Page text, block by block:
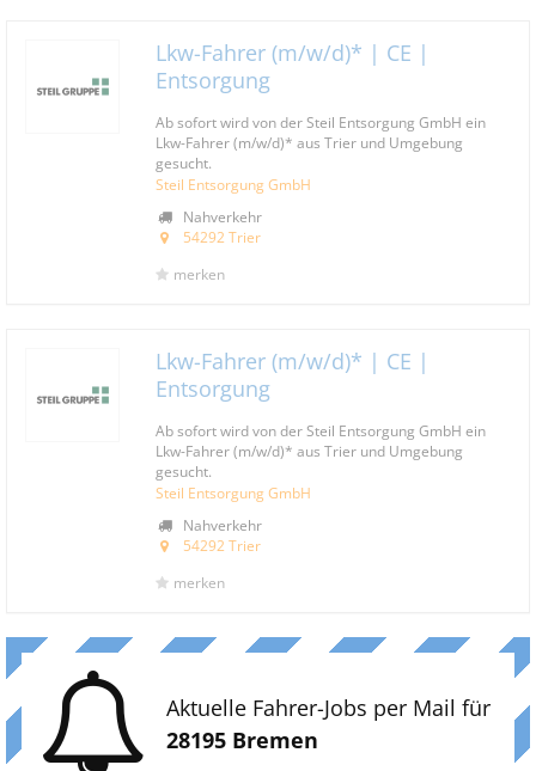
Lkw-Fahrer (m/w/d)* | CE |
Entsorgung
Ab sofort wird von der Steil Entsorgung GmbH ein
Lkw-Fahrer (m/w/d)* aus Trier und Umgebung
gesucht.
Steil Entsorgung GmbH
Nahverkehr
54292 Trier
merken
Lkw-Fahrer (m/w/d)* | CE |
Entsorgung
Ab sofort wird von der Steil Entsorgung GmbH ein
Lkw-Fahrer (m/w/d)* aus Trier und Umgebung
gesucht.
Steil Entsorgung GmbH
Nahverkehr
54292 Trier
merken
Aktuelle Fahrer-Jobs per Mail für
28195 Bremen